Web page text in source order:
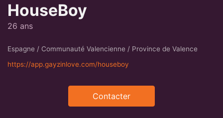
HouseBoy
26 ans
Espagne / Communauté Valencienne / Province de Valence
https://app.gayzinlove.com/houseboy
Contacter